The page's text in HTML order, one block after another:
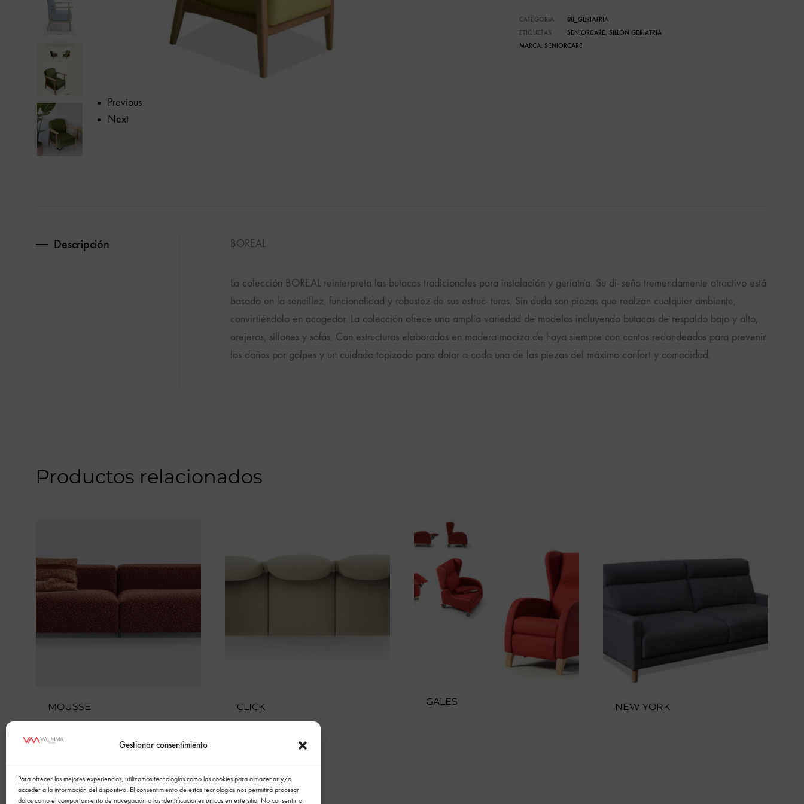
Gestionar consentimiento
Para ofrecer las mejores experiencias, utilizamos tecnologías como las cookies para almacenar y/o
acceder a la información del dispositivo. El consentimiento de estas tecnologías nos permitirá procesar
datos como el comportamiento de navegación o las identificaciones únicas en este sitio. No consentir o
calidad.
Previous
Next
CATEGORIA
08_GERIATRIA
ETIQUETAS
SENIORCARE, SILLON GERIATRIA
MARCA: SENIORCARE
Descripción BOREAL
La colección BOREAL reinterpreta las butacas tradicionales para instalación y geriatría. Su di- seño tremendamente atractivo está
basado en la sencillez, funcionalidad y robustez de sus estruc- turas. Sin duda son piezas que realzan cualquier ambiente,
convirtiéndolo en acogedor. La colección ofrece una amplia variedad de modelos incluyendo butacas de respaldo bajo y alto,
orejeros, sillones y sofás. Con estructuras elaboradas en madera maciza de haya siempre con cantos redondeados para prevenir
los daños por golpes y un cuidado tapizado para dotar a cada una de las piezas del máximo confort y comodidad.
Productos relacionados
MOUSSE CLICK GALES NEW YORK